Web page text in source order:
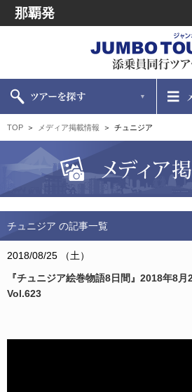
那覇発
TOP メディア掲載情報 チュニジア
チュニジア の記事一覧
2018/08/25 （土）
『チュニジア絵巻物語8日間』2018年8
Vol.623